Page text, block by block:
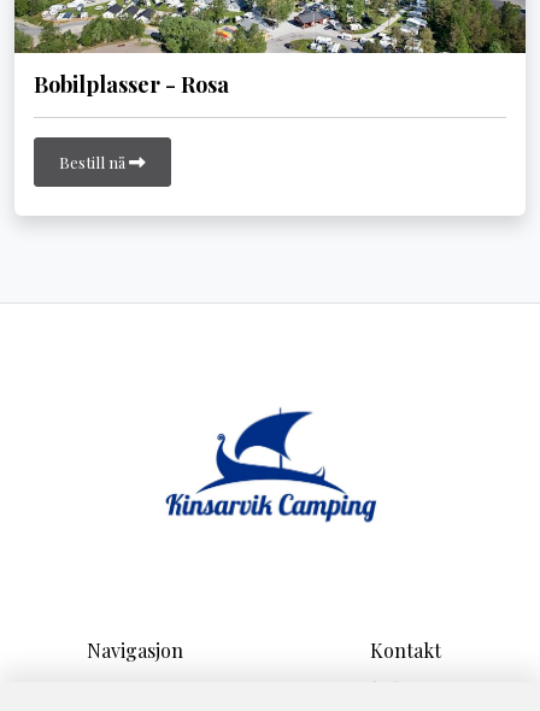
Bobilplasser - Rosa
Bestill nå
Navigasjon
Kontakt
Sandvikvegen 17